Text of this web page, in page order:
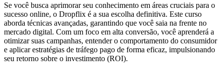
Se você busca aprimorar seu conhecimento em áreas cruciais para o
sucesso online, o Dropflix é a sua escolha definitiva. Este curso
aborda técnicas avançadas, garantindo que você saia na frente no
mercado digital. Com um foco em alta conversão, você aprenderá a
otimizar suas campanhas, entender o comportamento do consumidor
e aplicar estratégias de tráfego pago de forma eficaz, impulsionando
seu retorno sobre o investimento (ROI).